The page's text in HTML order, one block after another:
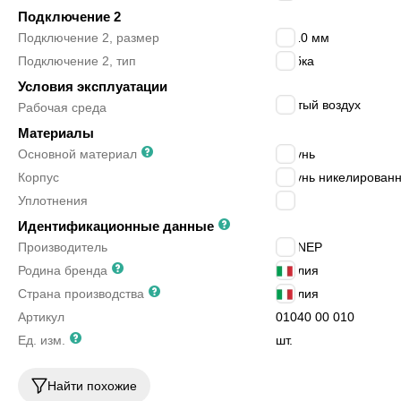
Подключение 2
Подключение 2, размер
12/10 мм
Подключение 2, тип
трубка
Условия эксплуатации
Рабочая среда сжатый воздух
Материалы
Основной материал
латунь
Корпус
латунь
Уплотнения
Идентификационные данные
Производитель
AIGNEP
Родина бренда
Италия
Страна производства
Италия
Артикул
01040 00 010
Ед. изм.
шт.
Найти похожие